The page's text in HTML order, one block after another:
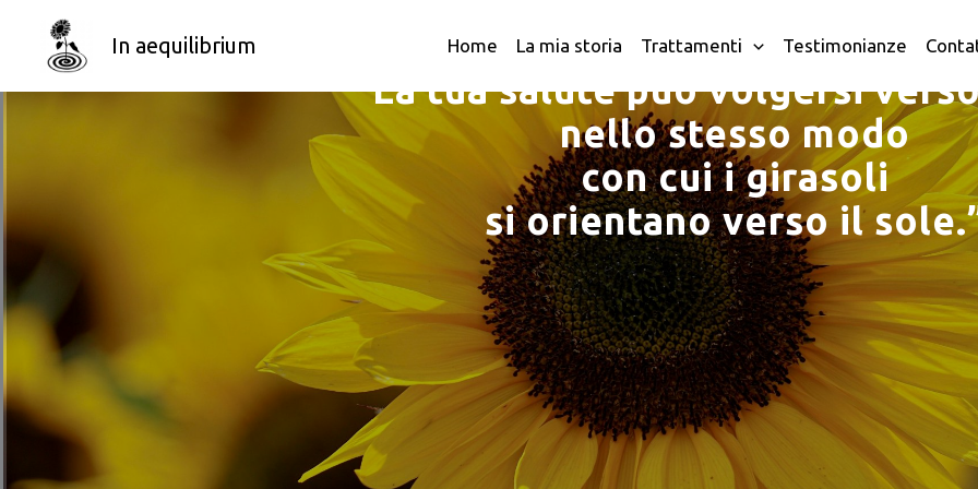
contenuto
In aequilibrium Home La mia storia Trattamenti Testimonianze
Misha
“La tua salute può volgersi
nello stesso modo
con cui i girasoli
si orientano verso il